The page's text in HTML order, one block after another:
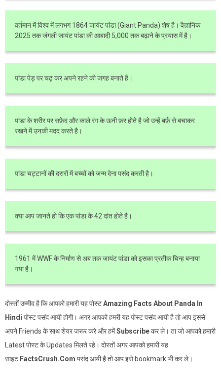
वर्तमान में विश्व में लगभग 1864 जायंट पांडा (Giant Panda) शेष है। वैज्ञानिक
2025 तक जंगली जायंट पांडा की आबादी 5,000 तक बढ़ाने के प्रयास में है।
पांडा पेड़ पर चढ़ कर अपने रहने की जगह बनाते है।
पांडा के शरीर पर सफ़ेद और काले रंग के ऊनी फ़र होते है जो उन्हें बर्फ़ से बचाकर
रखने में उनकी मदद करते है।
पांडा चट्टानों की दरारों में बच्चों को जन्म देना पसंद करती है।
क्या आप जानते हो कि एक पांडा के 42 दांत होते है।
1961 में WWF के निर्माण से अब तक जायंट पांडा को इसका प्रतीक चिन्ह बनाया
गया है।
दोस्तों उम्मीद है कि आपको हमारी यह पोस्टAmazing Facts About Panda In
Hindi पोस्ट पसंद आयी होगी। अगर आपको हमरी यह पोस्ट पसंद आयी है तो आप इससे
अपने Friends के साथ शेयर जरूर करे और हमेंSubscribeकर ले। ता जो आपको हमारी
Latest पोस्ट के Updates मिलते रहे। दोस्तों अगर आपको हमारी यह
साइट FactsCrush.Com पसंद आयी है तो आप इसे bookmark भी कर ले।